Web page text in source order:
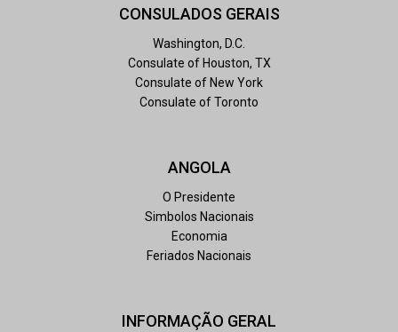
CONSULADOS GERAIS
Washington, D.C.
Consulate of Houston, TX
Consulate of New York
Consulate of Toronto
ANGOLA
O Presidente
Simbolos Nacionais
Economia
Feriados Nacionais
INFORMAÇÃO GERAL